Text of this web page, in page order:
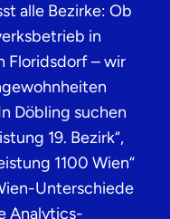
alle Bezirke: Ob
in
Floridsdorf – wir
Döbling suchen
19. Bezirk“,
1100 Wien“
Unterschiede
Analytics-